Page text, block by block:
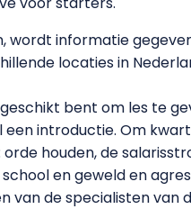
wordt informatie
locaties in
bent om les te
een introductie. Om
houden, de
en geweld en
van de specialisten van